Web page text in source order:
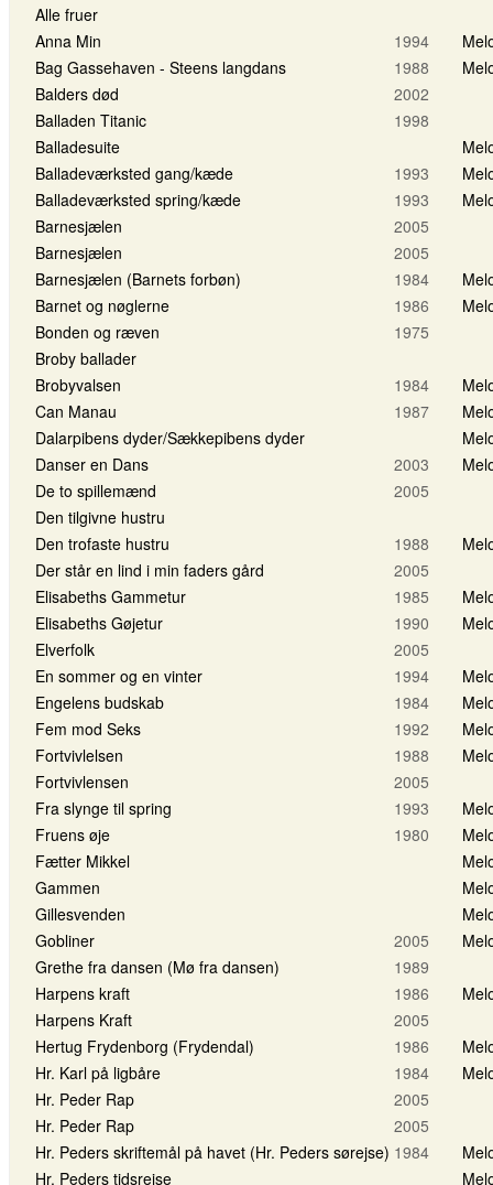
Alle fruer
Anna Min
1994
Bag Gassehaven - Steens langdans
1988
Balders død
2002
Balladen Titanic
1998
Balladesuite
Balladeværksted gang/kæde
1993
Balladeværksted spring/kæde
1993
Barnesjælen
2005
Barnesjælen
2005
Barnesjælen (Barnets forbøn)
1984
Barnet og nøglerne
1986
Bonden og ræven
1975
Broby ballader
Brobyvalsen
1984
Can Manau
1987
Dalarpibens dyder/Sækkepibens dyder
Danser en Dans
2003
De to spillemænd
2005
Den tilgivne hustru
Den trofaste hustru
1988
Der står en lind i min faders gård
2005
Elisabeths Gammetur
1985
Elisabeths Gøjetur
1990
Elverfolk
2005
En sommer og en vinter
1994
Engelens budskab
1984
Fem mod Seks
1992
Fortvivlelsen
1988
Fortvivlensen
2005
Fra slynge til spring
1993
Fruens øje
1980
Fætter Mikkel
Gammen
Gillesvenden
Gobliner
2005
Grethe fra dansen (Mø fra dansen)
1989
Harpens kraft
1986
Harpens Kraft
2005
Hertug Frydenborg (Frydendal)
1986
Hr. Karl på ligbåre
1984
Hr. Peder Rap
2005
Hr. Peder Rap
2005
Hr. Peders skriftemål på havet (Hr. Peders sørejse) 1984
Hr. Peders tidsrejse